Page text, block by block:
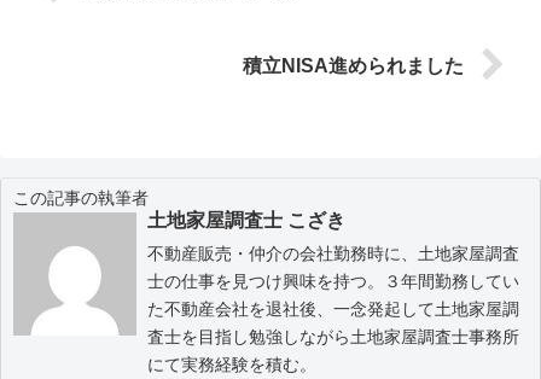
積立NISA進められました
この記事の執筆者
土地家屋調査士 こざき
不動産販売・仲介の会社勤務時に、土地家屋調査
士の仕事を見つけ興味を持つ。３年間勤務してい
た不動産会社を退社後、一念発起して土地家屋調
査士を目指し勉強しながら土地家屋調査士事務所
にて実務経験を積む。